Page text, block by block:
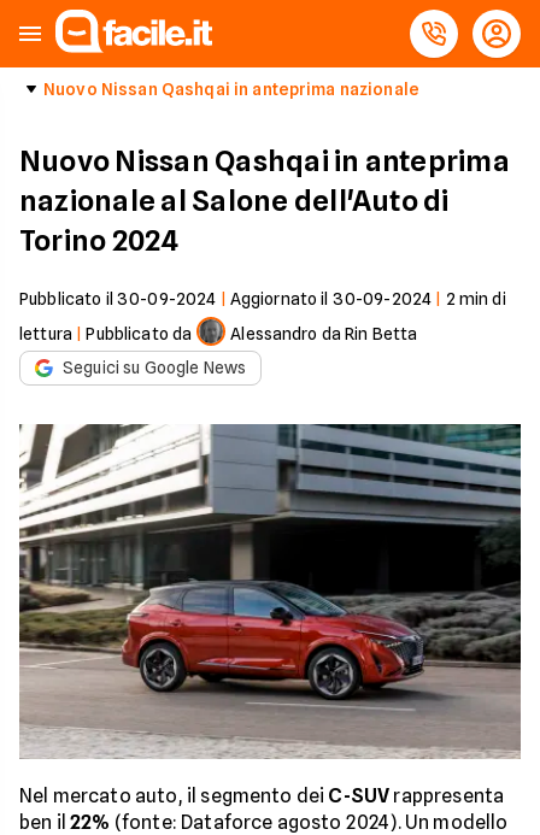
Nuovo Nissan Qashqai in anteprima nazionale
Nuovo Nissan Qashqai in anteprima
nazionale al Salone dell'Auto di
Torino 2024
Pubblicato il 30-09-2024 Aggiornato il 30-09-2024 2 min di
lettura |Pubblicato da
Alessandro da Rin Betta
Seguici su Google News
Nel mercato auto, il segmento dei C-SUV rappresenta
ben il22% (fonte: Dataforce agosto 2024). Un modello